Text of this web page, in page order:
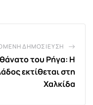
ΔΗΜΟΣΊΕΥΣΗ
του Ρήγα: Η
εκτίθεται στη
Χαλκίδα